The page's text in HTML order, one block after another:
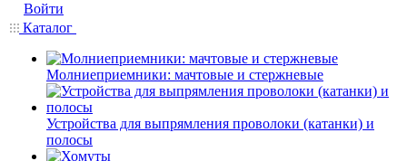
Войти
Каталог
Молниеприемники: мачтовые и стержневые
Устройства для выпрямления проволоки (катанки) и
полосы